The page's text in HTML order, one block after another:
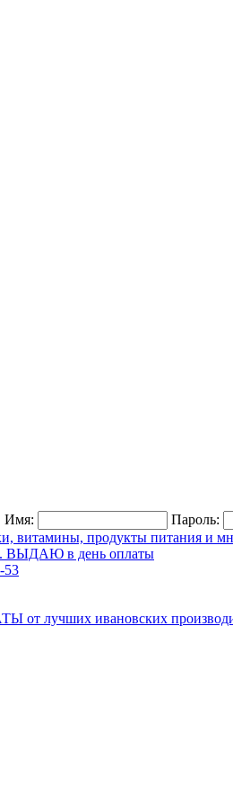
Имя: Пароль: